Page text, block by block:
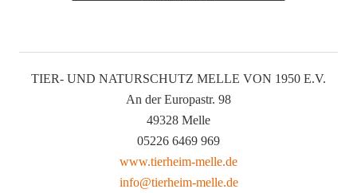
TIER- UND NATURSCHUTZ MELLE VON 1950 E.V.
An der Europastr. 98
49328 Melle
05226 6469 969
www.tierheim-melle.de
info@tierheim-melle.de